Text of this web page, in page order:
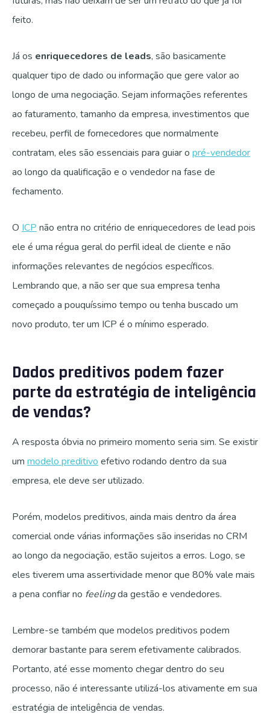
feito.
Já os enriquecedores de leads, são basicamente
qualquer tipo de dado ou informação que gere valor ao
longo de uma negociação. Sejam informações referentes
ao faturamento, tamanho da empresa, investimentos que
recebeu, perfil de fornecedores que normalmente
contratam, eles são essenciais para guiar o pré-vendedor
ao longo da qualificação e o vendedor na fase de
fechamento.
O ICP não entra no critério de enriquecedores de lead pois
ele é uma régua geral do perfil ideal de cliente e não
informações relevantes de negócios específicos.
Lembrando que, a não ser que sua empresa tenha
começado a pouquíssimo tempo ou tenha buscado um
novo produto, ter um ICP é o mínimo esperado.
Dados preditivos podem fazer
parte da estratégia de inteligência
de vendas?
A resposta óbvia no primeiro momento seria sim. Se existir
um modelo preditivo efetivo rodando dentro da sua
empresa, ele deve ser utilizado.
Porém, modelos preditivos, ainda mais dentro da área
comercial onde várias informações são inseridas no CRM
ao longo da negociação, estão sujeitos a erros. Logo, se
eles tiverem uma assertividade menor que 80% vale mais
a pena confiar no feelingda gestão e vendedores.
Lembre-se também que modelos preditivos podem
demorar bastante para serem efetivamente calibrados.
Portanto, até esse momento chegar dentro do seu
processo, não é interessante utilizá-los ativamente em sua
estratégia de inteligência de vendas.